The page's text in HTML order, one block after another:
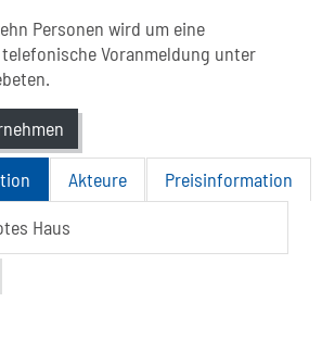
Personen wird um eine
Voranmeldung unter
Akteure
Preisinformation
Haus